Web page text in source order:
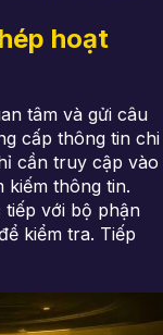
hoạt
tâm và gửi câu
cấp thông tin chi
cần truy cập vào
kiếm thông tin.
với bộ phận
kiểm tra. Tiếp